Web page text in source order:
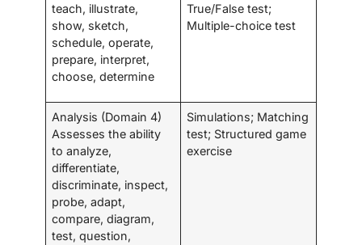
teach, illustrate,
show, sketch,
schedule, operate,
prepare, interpret,
choose, determine
True/False test;
Multiple-choice test
Analysis (Domain 4)
Assesses the ability
to analyze,
differentiate,
discriminate, inspect,
probe, adapt,
compare, diagram,
test, question,
Simulations; Matching
test; Structured game
exercise